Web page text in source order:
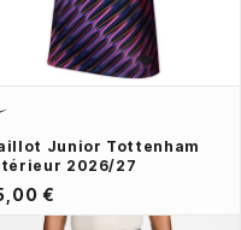
Junior Tottenham
2026/27
€